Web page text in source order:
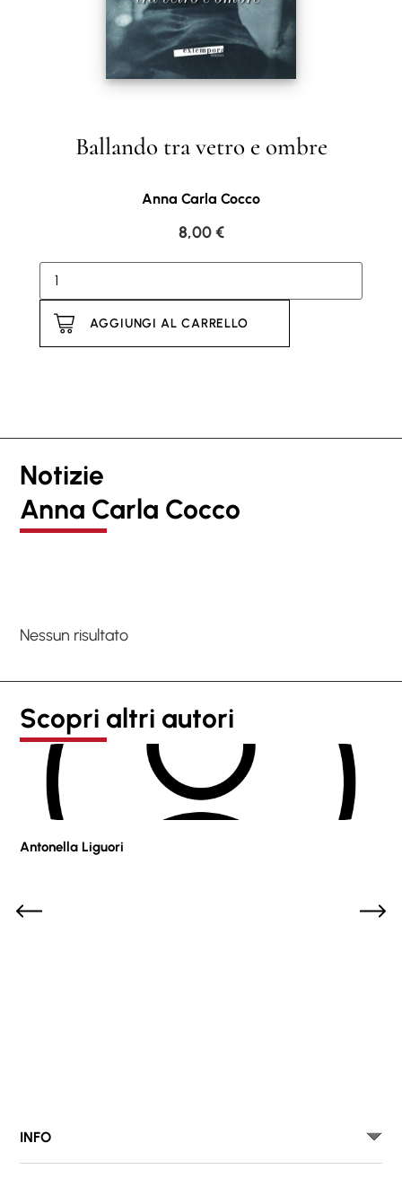
Ballando tra vetro e ombre
Anna Carla Cocco
8,00€
AGGIUNGI AL CARRELLO
Notizie
Anna Carla Cocco
Nessun risultato
Scopri altri autori
Antonella Liguori
INFO